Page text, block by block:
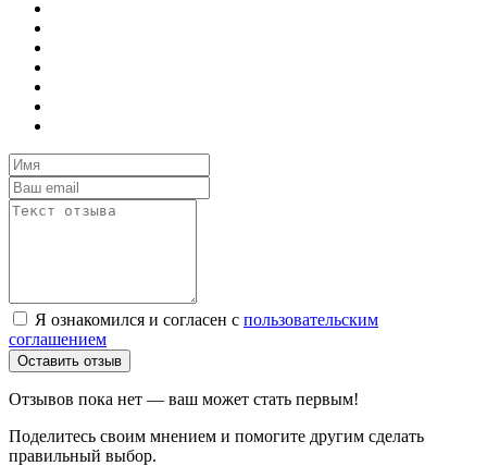
Я ознакомился и согласен с пользовательским
соглашением
Оставить отзыв
Отзывов пока нет — ваш может стать первым!
Поделитесь своим мнением и помогите другим сделать
правильный выбор.